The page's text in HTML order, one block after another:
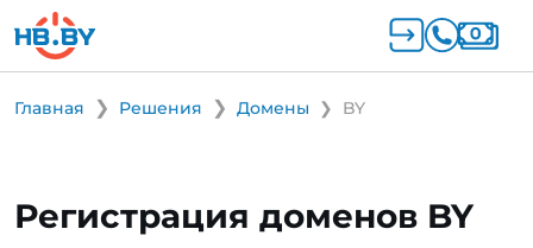
Главная Решения Домены BY
Регистрация доменов BY